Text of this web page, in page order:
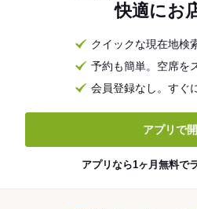
快適にお
クイックな現在地検
予約も簡単。空席を
会員登録なし。すぐ
アプリで
アプリなら1ヶ月無料で